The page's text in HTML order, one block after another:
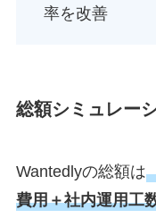
率を改善
総額シミュレー
Wantedlyの総額は
費用＋社内運用工